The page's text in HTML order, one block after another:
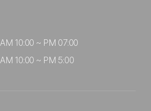
AM 10:00 ~ PM 07:00
AM 10:00 ~ PM 5:00